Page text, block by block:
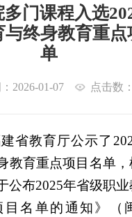
门课程入选
终身教育重点
单
2026-01-07 点击数
省教育厅公示了
教育重点项目名单
公布2025年省级职
目名单的通知》（